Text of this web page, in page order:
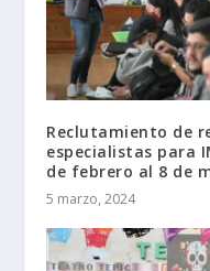
Reclutamiento de
especialistas para
de febrero al 8 de
5 marzo, 2024